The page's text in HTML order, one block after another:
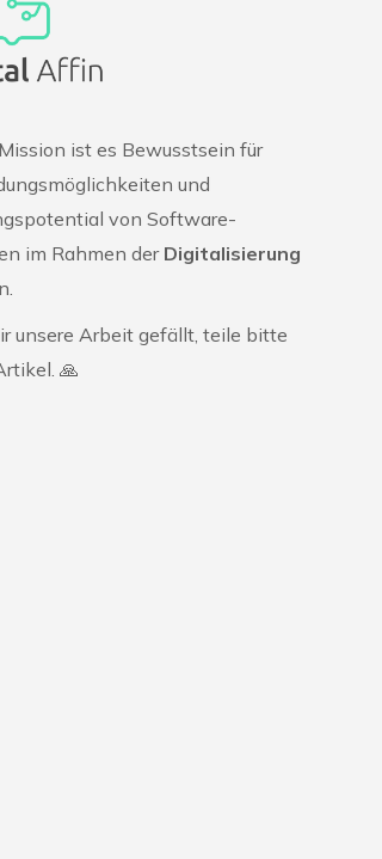
ist es Bewusstsein für
und
von Software-
im Rahmen der Digitalisierung
unsere Arbeit gefällt, teile bitte
🙏